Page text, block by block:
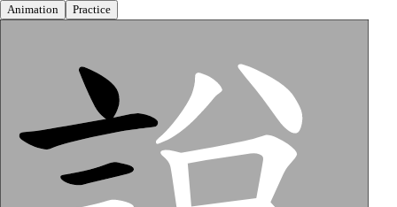
Animation Practice